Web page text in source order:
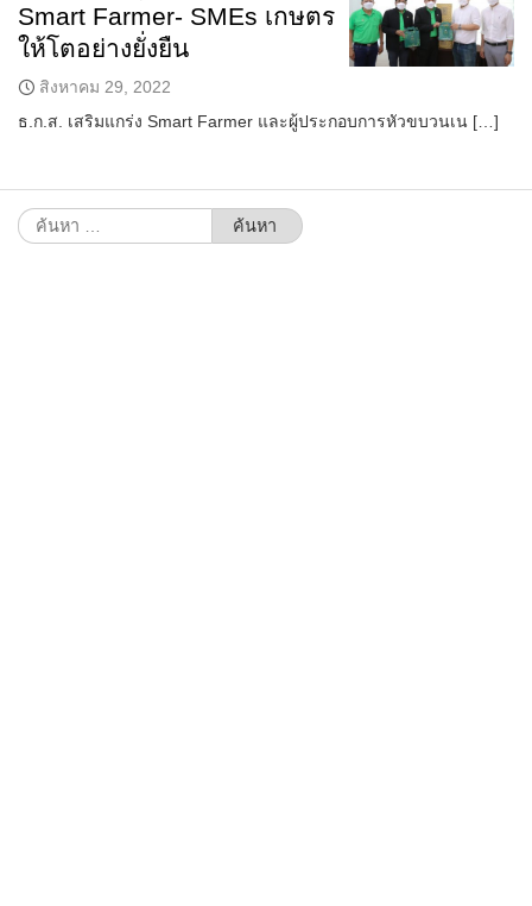
Smart Farmer- SMEs เกษตร
ให้โตอย่างยั่งยืน
สิงหาคม 29, 2022
ธ.ก.ส. เสริมแกร่ง Smart Farmer และผู้ประกอบการหัวขบวนเน […]
ค้นหา
สำหรับ: